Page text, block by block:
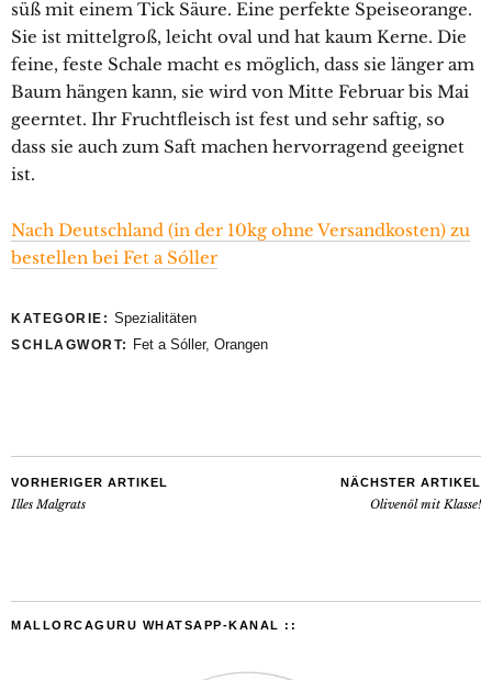
süß mit einem Tick Säure. Eine perfekte Speiseorange.
Sie ist mittelgroß, leicht oval und hat kaum Kerne. Die
feine, feste Schale macht es möglich, dass sie länger am
Baum hängen kann, sie wird von Mitte Februar bis Mai
geerntet. Ihr Fruchtfleisch ist fest und sehr saftig, so
dass sie auch zum Saft machen hervorragend geeignet
ist.
Nach Deutschland (in der 10kg ohne Versandkosten) zu
bestellen bei Fet a Sóller
KATEGORIE: Spezialitäten
SCHLAGWORT: Fet a Sóller, Orangen
VORHERIGER ARTIKEL
Illes Malgrats
NÄCHSTER ARTIKEL
Olivenöl mit Klasse!
MALLORCAGURU WHATSAPP-KANAL ::